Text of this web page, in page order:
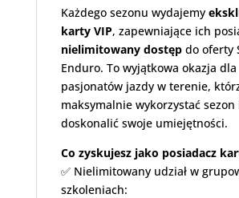
Każdego sezonu wydajemy
karty VIP, zapewniające ich
nielimitowany dostępdo oferty
Enduro. To wyjątkowa okazja dla
pasjonatów jazdy w terenie,
maksymalnie wykorzystać sezon
doskonalić swoje umiejętności.
Co zyskujesz jako posiadacz
✅ Nielimitowany udział w
szkoleniach: